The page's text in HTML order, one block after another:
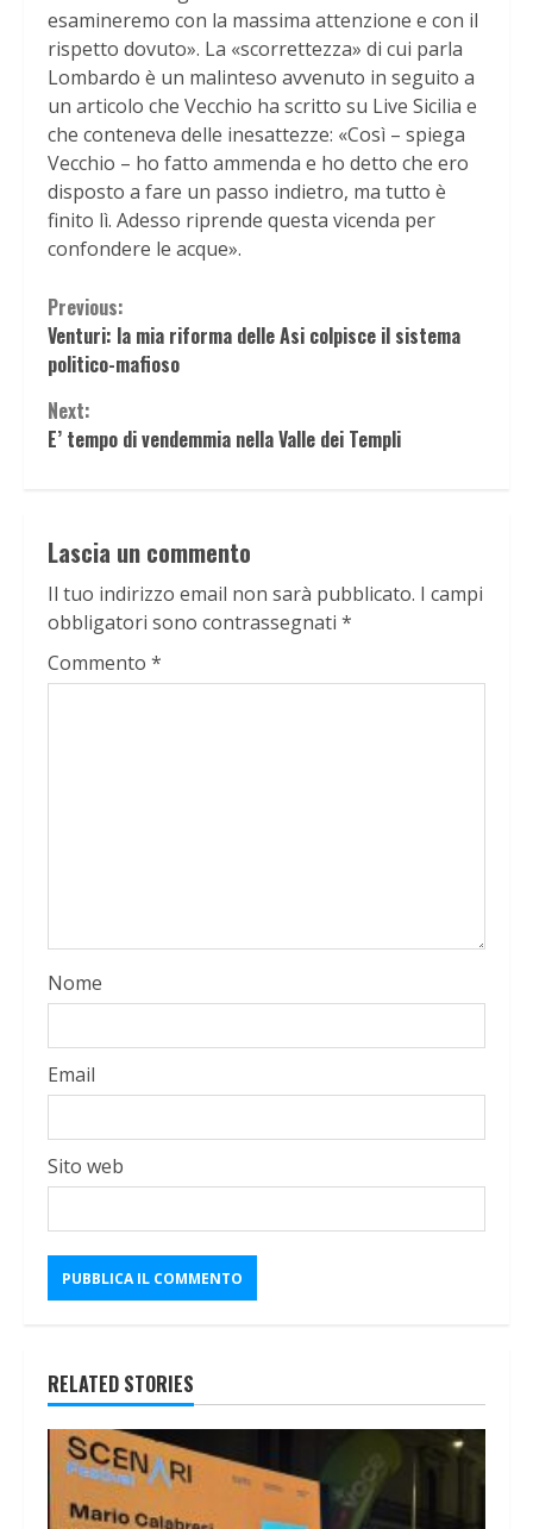
esamineremo con la massima attenzione e con il
rispetto dovuto». La «scorrettezza» di cui parla
Lombardo è un malinteso avvenuto in seguito a
un articolo che Vecchio ha scritto su Live Sicilia e
che conteneva delle inesattezze: «Così – spiega
Vecchio – ho fatto ammenda e ho detto che ero
disposto a fare un passo indietro, ma tutto è
finito lì. Adesso riprende questa vicenda per
confondere le acque».
Continue
Reading
Previous:
Venturi: la mia riforma delle Asi colpisce il sistema
politico-mafioso
Next:
E’ tempo di vendemmia nella Valle dei Templi
Lascia un commento
Il tuo indirizzo email non sarà pubblicato. I campi
obbligatori sono contrassegnati *
Commento *
Nome
Email
Sito web
RELATED STORIES